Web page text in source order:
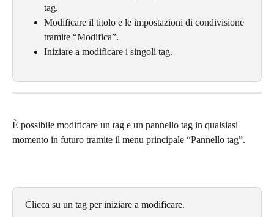
tag.
Modificare il titolo e le impostazioni di condivisione
tramite “Modifica”.
Iniziare a modificare i singoli tag.
È possibile modificare un tag e un pannello tag in qualsiasi
momento in futuro tramite il menu principale “Pannello tag”.
Clicca su un tag per iniziare a modificare.